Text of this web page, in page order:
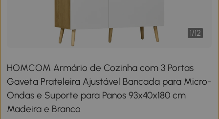
1/12
HOMCOM Armário de Cozinha com 3 Portas
Gaveta Prateleira Ajustável Bancada para Micro-
Ondas e Suporte para Panos 93x40x180 cm
Madeira e Branco